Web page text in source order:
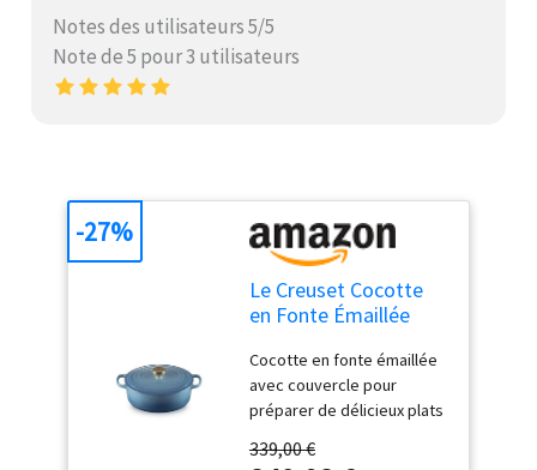
Notes des utilisateurs 5/5
Note de 5 pour 3 utilisateurs
Le Creuset Cocotte
en Fonte Émaillée
Couvercle, Ø 27 cm,
Ovale, 4.1 L, 4.425 kg,
Chambray,
21178274344441
Cocotte en fonte émaillée
avec couvercle pour
préparer de délicieux plats
ragoûts et bien plus
339,00 €
-27%